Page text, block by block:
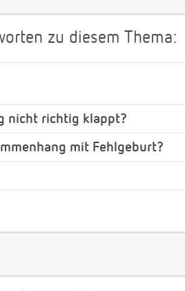
zu diesem Thema:
nicht richtig klappt?
mit Fehlgeburt?